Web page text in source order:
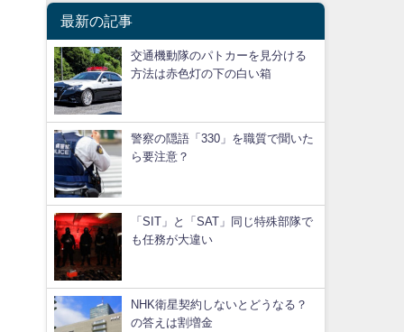
最新の記事
交通機動隊のパトカーを見分ける
方法は赤色灯の下の白い箱
警察の隠語「330」を職質で聞いた
ら要注意？
「SIT」と「SAT」同じ特殊部隊で
も任務が大違い
NHK衛星契約しないとどうなる？
の答えは割増金